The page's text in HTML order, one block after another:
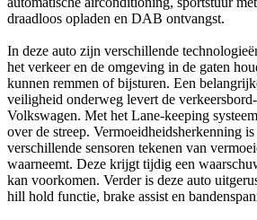
draadloos opladen en DAB ontvangst.
In deze auto zijn verschillende
het verkeer en de omgeving in de gaten
kunnen remmen of bijsturen. Een
veiligheid onderweg levert de
Volkswagen. Met het Lane-keeping
over de streep. Vermoeidheidsherkenning is
verschillende sensoren tekenen van
waarneemt. Deze krijgt tijdig een
kan voorkomen. Verder is deze auto
hill hold functie, brake assist en